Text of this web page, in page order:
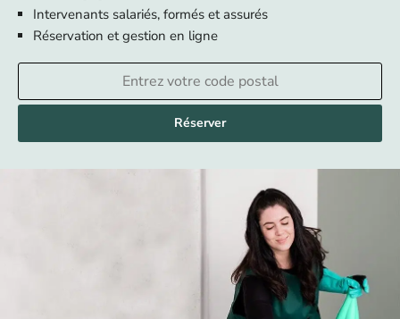
Intervenants salariés, formés et assurés
Réservation et gestion en ligne
Réserver